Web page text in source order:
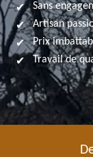
Sans
Artisan
Prix
Travail de